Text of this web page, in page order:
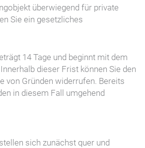
überwiegend für private
Sie ein gesetzliches
14 Tage und beginnt mit dem
dieser Frist können Sie den
von Gründen widerrufen. Bereits
in diesem Fall umgehend
sich zunächst quer und